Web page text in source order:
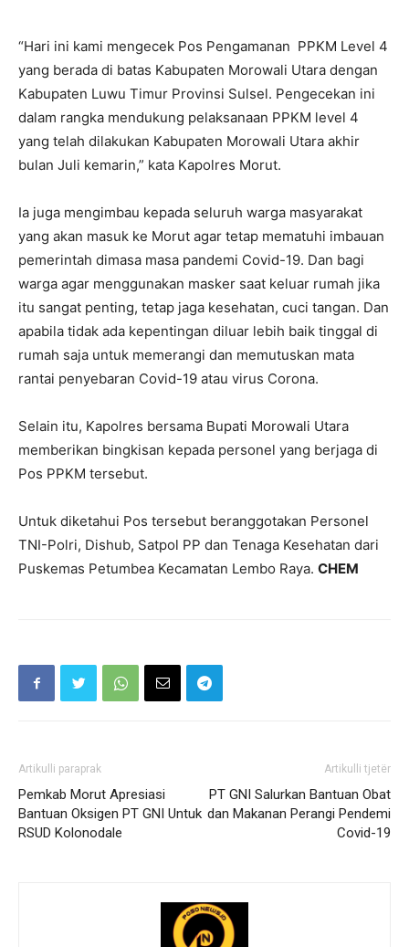
“Hari ini kami mengecek Pos Pengamanan PPKM Level 4
yang berada di batas Kabupaten Morowali Utara dengan
Kabupaten Luwu Timur Provinsi Sulsel. Pengecekan ini
dalam rangka mendukung pelaksanaan PPKM level 4
yang telah dilakukan Kabupaten Morowali Utara akhir
bulan Juli kemarin,” kata Kapolres Morut.
Ia juga mengimbau kepada seluruh warga masyarakat
yang akan masuk ke Morut agar tetap mematuhi imbauan
pemerintah dimasa masa pandemi Covid-19. Dan bagi
warga agar menggunakan masker saat keluar rumah jika
itu sangat penting, tetap jaga kesehatan, cuci tangan. Dan
apabila tidak ada kepentingan diluar lebih baik tinggal di
rumah saja untuk memerangi dan memutuskan mata
rantai penyebaran Covid-19 atau virus Corona.
Selain itu, Kapolres bersama Bupati Morowali Utara
memberikan bingkisan kepada personel yang berjaga di
Pos PPKM tersebut.
Untuk diketahui Pos tersebut beranggotakan Personel
TNI-Polri, Dishub, Satpol PP dan Tenaga Kesehatan dari
Puskemas Petumbea Kecamatan Lembo Raya. CHEM
Artikulli paraprak
Pemkab Morut Apresiasi
Bantuan Oksigen PT GNI Untuk
RSUD Kolonodale
Artikulli tjetër
PT GNI Salurkan Bantuan Obat
dan Makanan Perangi Pendemi
Covid-19